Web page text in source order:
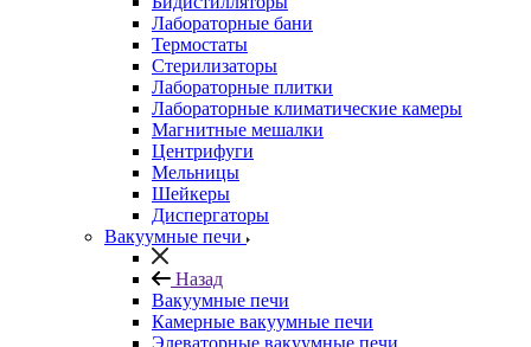
Лабораторные бани
Термостаты
Стерилизаторы
Лабораторные плитки
Лабораторные климатические камеры
Магнитные мешалки
Центрифуги
Мельницы
Шейкеры
Диспергаторы
Вакуумные печи
Назад
Вакуумные печи
Камерные вакуумные печи
Элеваторные вакуумные печи